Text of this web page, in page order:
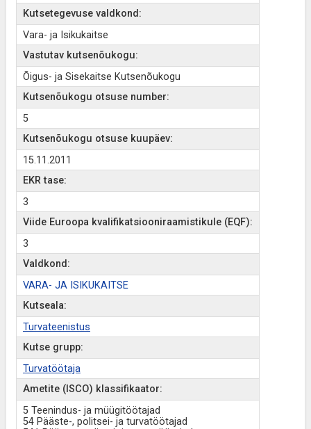
Kutsetegevuse valdkond:
Vara- ja Isikukaitse
Vastutav kutsenõukogu:
Õigus- ja Sisekaitse Kutsenõukogu
Kutsenõukogu otsuse number:
5
Kutsenõukogu otsuse kuupäev:
15.11.2011
EKR tase:
3
Viide Euroopa kvalifikatsiooniraamistikule (EQF):
3
Valdkond:
VARA- JA ISIKUKAITSE
Kutseala:
Turvateenistus
Kutse grupp:
Turvatöötaja
Ametite (ISCO) klassifikaator:
5 Teenindus- ja müügitöötajad
54 Pääste-, politsei- ja turvatöötajad